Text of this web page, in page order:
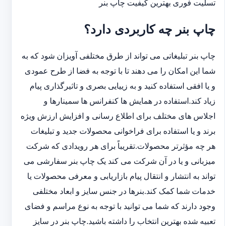
تسلیت فوری بهترین کیفیت چاپ بنر
چاپ بنر چه کاربردی دارد؟
چاپ بنر تبلیغاتی می تواند از طرق مختلفی آویزان شود که به
شما این امکان را می دهند تا با توجه به فضا از طرح عمودی
و یا افقی استفاده کنید و به زییایی بصری و تاثیرگذاری پیام
زیاد کند.استفاده در همایش ها کنفرانس ها سمینارها و
اجلاس های مختلف برای اطلاع رسانی و افزایش ارزش ویژه
برند و یا استفاده برای فراخوانی محصولات جدید و تبلیغات
هر چه مؤثرتر محصولات.تقریباً برای هر رویدادی که شرکت
میزبانی و یا در آن شرکت می کند یک چاپ بنر سفارشی می
تواند به انتشار و انتقال پیام بازاریابی و معرفی محصولات یا
خدمات شما کمک کند.بنرها در جنس سایز و ابعاد مختلفی
وجود دارند که شما می توانید با توجه به نوع مراسم و فضای
تعبیه شده بهترین انتخاب را داشته باشید.چاپ بنر در سایز